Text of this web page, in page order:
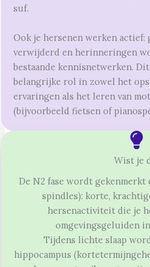
suf.
Ook je hersenen werken
verwijderd en herinneringen
bestaande kennisnetwerken.
belangrijke rol in zowel het
ervaringen als het leren van
(bijvoorbeeld fietsen of
Wist je
De N2 fase wordt gekenmerkt
spindles): korte,
hersenactiviteit die je
omgevingsgeluiden
Tijdens lichte slaap
hippocampus